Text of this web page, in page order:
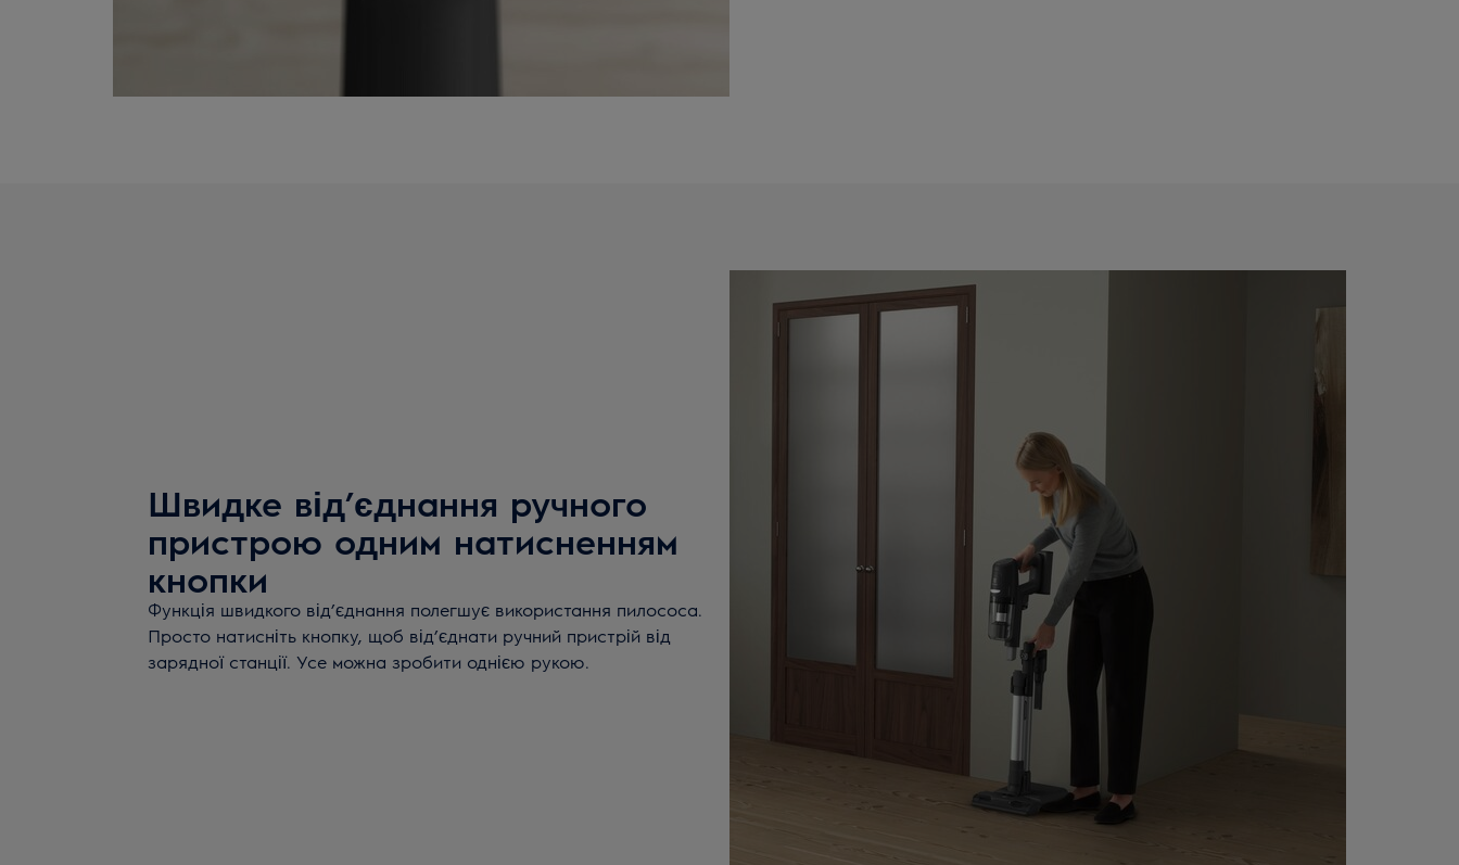
Швидке від’єднання ручного
пристрою одним натисненням
кнопки
Функція швидкого від’єднання полегшує використання пилососа.
Просто натисніть кнопку, щоб від’єднати ручний пристрій від
зарядної станції. Усе можна зробити однією рукою.